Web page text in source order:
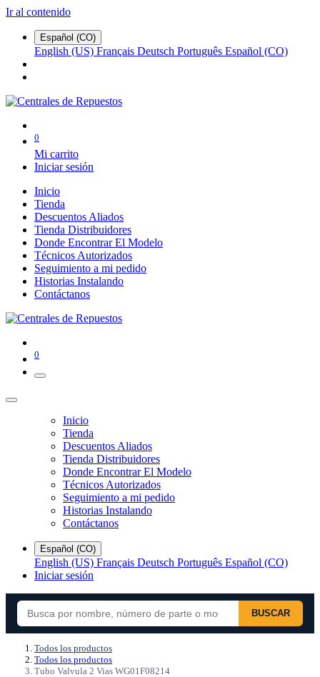
Ir al contenido
Español (CO)
English (US) Français Deutsch Português Español (CO)
0
Mi carrito
Iniciar sesión
Inicio
Tienda
Descuentos Aliados
Tienda Distribuidores
Donde Encontrar El Modelo
Técnicos Autorizados
Seguimiento a mi pedido
Historias Instalando
Contáctanos
0
Inicio
Tienda
Descuentos Aliados
Tienda Distribuidores
Donde Encontrar El Modelo
Técnicos Autorizados
Seguimiento a mi pedido
Historias Instalando
Contáctanos
Español (CO)
English (US) Français Deutsch Português Español (CO)
Iniciar sesión
BUSCAR
Todos los productos
Todos los productos
Tubo Valvula 2 Vias WG01F08214